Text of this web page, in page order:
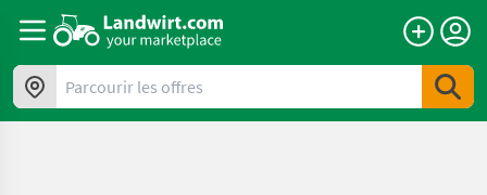
a11y.skipToContent
Parcourir les offres